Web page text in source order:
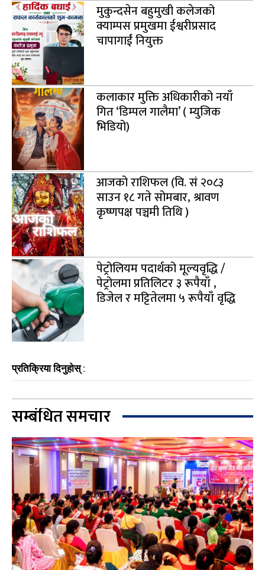
मुकुन्दसेन बहुमुखी कलेजको
क्याम्पस प्रमुखमा ईश्वरीप्रसाद
चापागाईं नियुक्त
कलाकार मुक्ति अधिकारीको नयाँ
गित ‘डिम्पल गालैमा’ ( म्युजिक
भिडियो)
आजको राशिफल (वि. सं २०८३
साउन १८ गते सोमबार, श्रावण
कृष्णपक्ष पञ्चमी तिथि )
पेट्रोलियम पदार्थको मूल्यवृद्धि /
पेट्रोलमा प्रतिलिटर ३ रूपैयाँ ,
डिजेल र मट्टितेलमा ५ रूपैयाँ वृद्धि
प्रतिक्रिया दिनुहोस् :
सम्बंधित समचार